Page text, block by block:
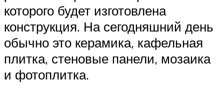
которого будет изготовлена
конструкция. На сегодняшний день
обычно это керамика, кафельная
плитка, стеновые панели, мозаика
и фотоплитка.